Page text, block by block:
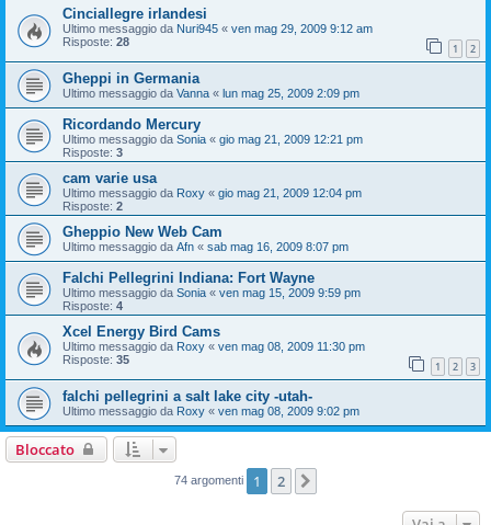
Cinciallegre irlandesi
Ultimo messaggio da Nuri945 « ven mag 29, 2009 9:12 am
Risposte: 28 1 2
Gheppi in Germania
Ultimo messaggio da Vanna « lun mag 25, 2009 2:09 pm
Ricordando Mercury
Ultimo messaggio da Sonia « gio mag 21, 2009 12:21 pm
Risposte: 3
cam varie usa
Ultimo messaggio da Roxy « gio mag 21, 2009 12:04 pm
Risposte: 2
Gheppio New Web Cam
Ultimo messaggio da Afn « sab mag 16, 2009 8:07 pm
Falchi Pellegrini Indiana: Fort Wayne
Ultimo messaggio da Sonia « ven mag 15, 2009 9:59 pm
Risposte: 4
Xcel Energy Bird Cams
Ultimo messaggio da Roxy « ven mag 08, 2009 11:30 pm
Risposte: 35 1 2 3
falchi pellegrini a salt lake city -utah-
Ultimo messaggio da Roxy « ven mag 08, 2009 9:02 pm
Bloccato
74 argomenti 1 2